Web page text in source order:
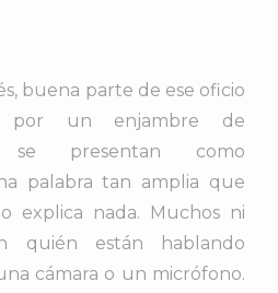
buena parte de ese oficio
por un enjambre de
se presentan como
palabra tan amplia que
explica nada. Muchos ni
quién están hablando
cámara o un micrófono.